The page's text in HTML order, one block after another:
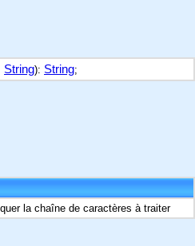
String): String;
la chaîne de caractères à traiter